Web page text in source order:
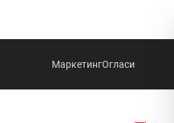
МаркетингОгласи